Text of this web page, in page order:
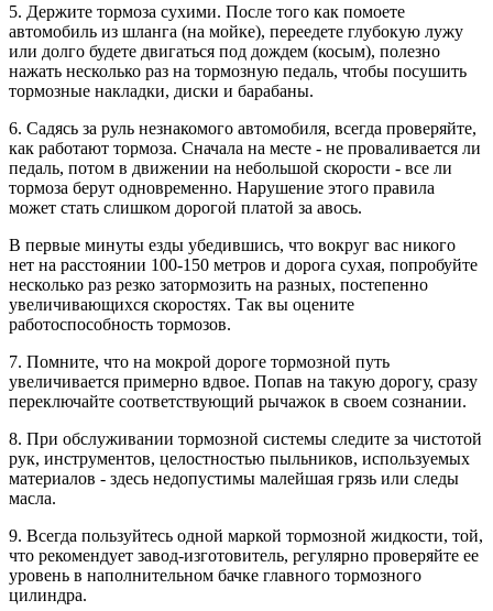
5. Держите тормоза сухими. После того как помоете
автомобиль из шланга (на мойке), переедете глубокую лужу
или долго будете двигаться под дождем (косым), полезно
нажать несколько раз на тормозную педаль, чтобы посушить
тормозные накладки, диски и барабаны.
6. Садясь за руль незнакомого автомобиля, всегда проверяйте,
как работают тормоза. Сначала на месте - не проваливается ли
педаль, потом в движении на небольшой скорости - все ли
тормоза берут одновременно. Нарушение этого правила
может стать слишком дорогой платой за авось.
В первые минуты езды убедившись, что вокруг вас никого
нет на расстоянии 100-150 метров и дорога сухая, попробуйте
несколько раз резко затормозить на разных, постепенно
увеличивающихся скоростях. Так вы оцените
работоспособность тормозов.
7. Помните, что на мокрой дороге тормозной путь
увеличивается примерно вдвое. Попав на такую дорогу, сразу
переключайте соответствующий рычажок в своем сознании.
8. При обслуживании тормозной системы следите за чистотой
рук, инструментов, целостностью пыльников, используемых
материалов - здесь недопустимы малейшая грязь или следы
масла.
9. Всегда пользуйтесь одной маркой тормозной жидкости, той,
что рекомендует завод-изготовитель, регулярно проверяйте ее
уровень в наполнительном бачке главного тормозного
цилиндра.